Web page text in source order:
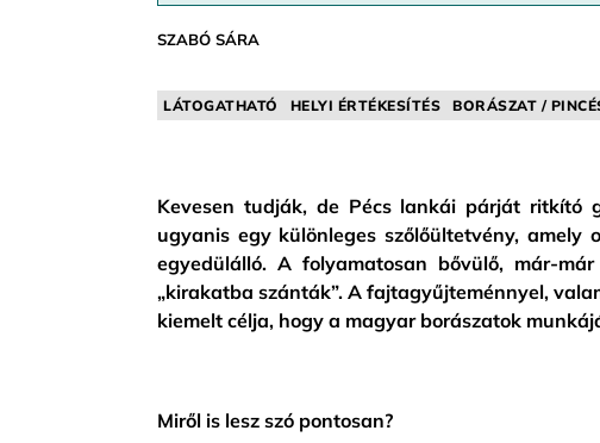
SZABÓ SÁRA
LÁTOGATHATÓ HELYI ÉRTÉKESÍTÉS BORÁSZAT /
Kevesen tudják, de Pécs lankái párját ritkító
ugyanis egy különleges szőlőültetvény, amely
egyedülálló. A folyamatosan bővülő, már-
„kirakatba szánták”. A fajtagyűjteménnyel,
kiemelt célja, hogy a magyar borászatok
Miről is lesz szó pontosan?